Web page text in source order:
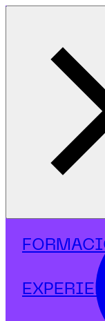
Inicio
Programas
SEO/SEM
Diplomado en